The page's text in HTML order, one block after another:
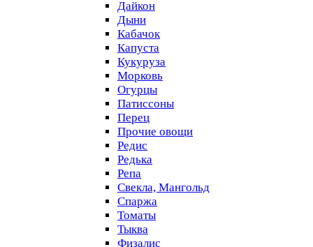
Дайкон
Дыни
Кабачок
Капуста
Кукуруза
Морковь
Огурцы
Патиссоны
Перец
Прочие овощи
Редис
Редька
Репа
Свекла, Мангольд
Спаржа
Томаты
Тыква
Физалис